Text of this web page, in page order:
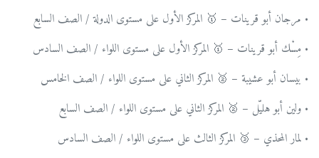
• مرجان أبو قرينات – 🥇 المركز الأول على مستوى الدولة / الصف السابع
• مِسْك أبو قرينات – 🥇 المركز الأول على مستوى اللواء / الصف السادس
• بيسان أبو عشيبة – 🥈 المركز الثاني على مستوى اللواء / الصف الخامس
• ولين أبو هليّل – 🥈 المركز الثاني على مستوى اللواء / الصف السابع
• لمار المحذي – 🥉 المركز الثالث على مستوى اللواء / الصف السادس